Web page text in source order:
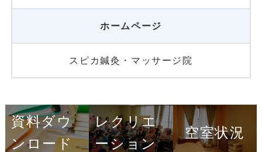
ホームページ
スピカ鍼灸・マッサージ院
資料ダウ
ンロード
レクリエ
ーション
空室状況